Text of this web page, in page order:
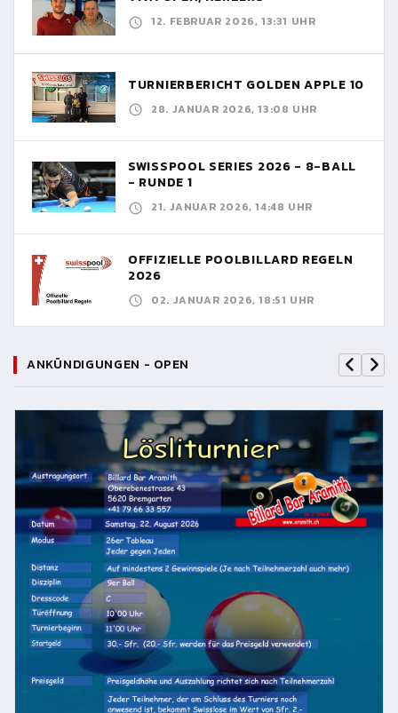
12. FEBRUAR 2026, 13:31 UHR
TURNIERBERICHT GOLDEN APPLE 10
28. JANUAR 2026, 13:08 UHR
SWISSPOOL SERIES 2026 - 8-BALL
- RUNDE 1
21. JANUAR 2026, 14:48 UHR
OFFIZIELLE POOLBILLARD REGELN
2026
02. JANUAR 2026, 18:51 UHR
ANKÜNDIGUNGEN - OPEN